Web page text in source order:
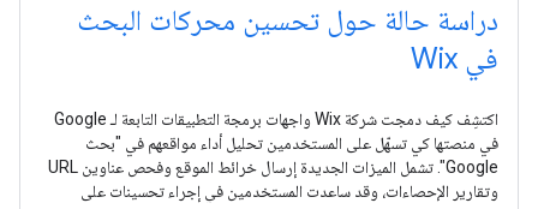
دراسة حالة حول تحسين محركات البحث
في Wix
اكتشِف كيف دمجت شركة Wix واجهات برمجة التطبيقات التابعة لـ Google
في منصتها كي تسهّل على المستخدمين تحليل أداء مواقعهم في "بحث
Google". تشمل الميزات الجديدة إرسال خرائط الموقع وفحص عناوين URL
وتقارير الإحصاءات، وقد ساعدت المستخدمين في إجراء تحسينات على